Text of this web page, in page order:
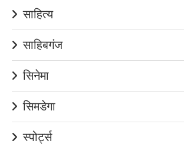
साहित्य
साहिबगंज
सिनेमा
सिमडेगा
स्पोर्ट्स